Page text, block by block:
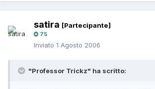
satira [Partecipante]
75
Inviato 1 Agosto 2006
"Professor Trickz" ha scritto: